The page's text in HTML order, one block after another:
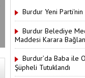
Burdur Yeni
Burdur Belediye
Maddesi Karara
Burdur’da Baba ile
Şüpheli Tutuklandı